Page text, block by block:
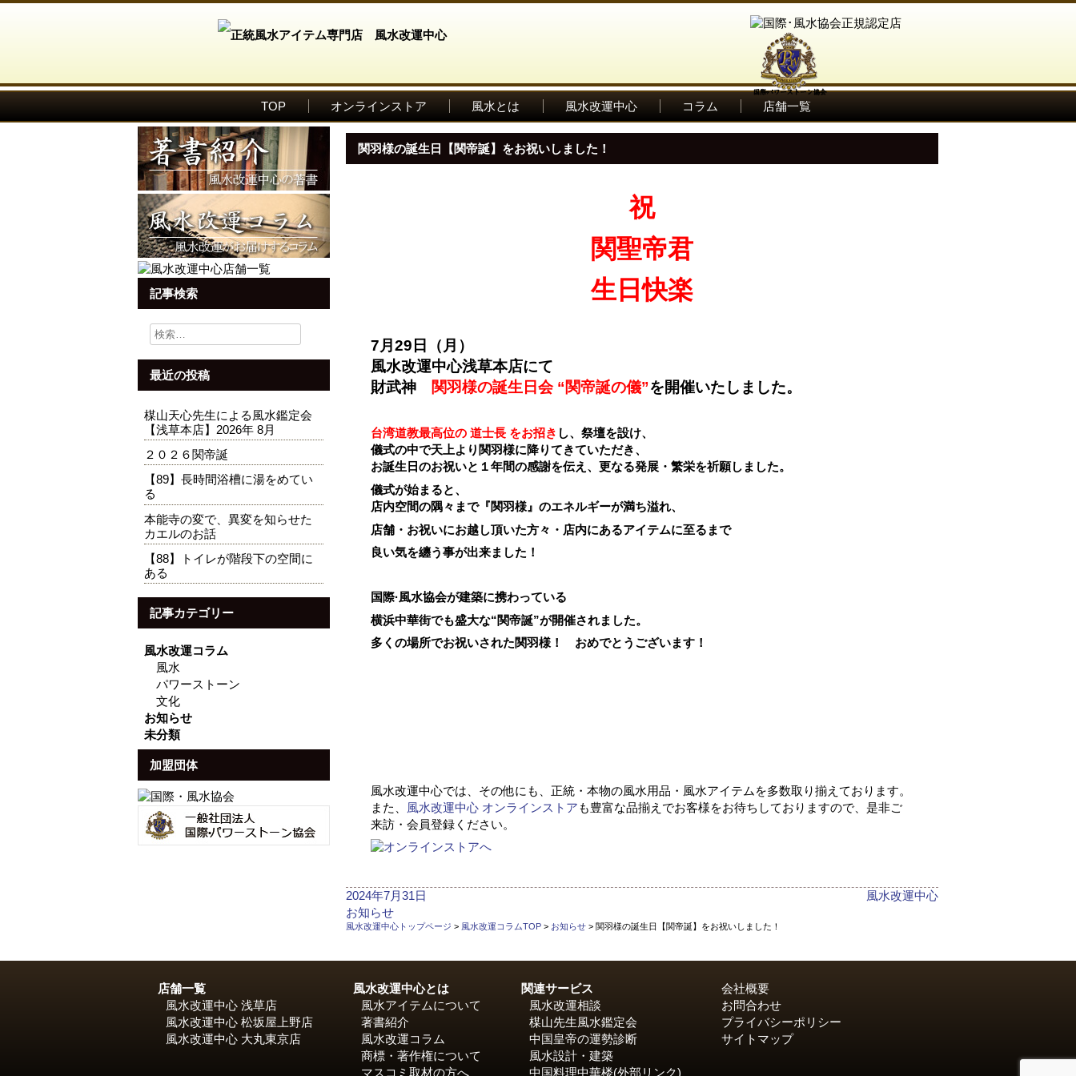
TOP オンラインストア 風水とは 風水改運中心 コラム 店舗一覧
記事検索
検
索:
最近の投稿
楳山天心先生による風水鑑定会
【浅草本店】2026年 8月
２０２６関帝誕
【89】長時間浴槽に湯をめてい
る
本能寺の変で、異変を知らせた
カエルのお話
【88】トイレが階段下の空間に
ある
記事カテゴリー
風水改運コラム
風水
パワーストーン
文化
お知らせ
未分類
加盟団体
関羽様の誕生日【関帝誕】をお祝いしました！
祝
関聖帝君
生日快楽
7月29日（月）
風水改運中心浅草本店にて
財武神
関羽様の誕生日会 “関帝誕の儀”を開催いたしました。
台湾道教最高位の 道士長 をお招き し、祭壇を設け、
儀式の中で天上より関羽様に降りてきていただき、
お誕生日のお祝いと１年間の感謝を伝え、更なる発展・繁栄を祈願しました。
儀式が始まると、
店内空間の隅々まで『関羽様』のエネルギーが満ち溢れ、
店舗・お祝いにお越し頂いた方々・店内にあるアイテムに至るまで
良い気を纏う事が出来ました！
国際·風水協会が建築に携わっている
横浜中華街でも盛大な“関帝誕”が開催されました。
多くの場所でお祝いされた関羽様！ おめでとうございます！
風水改運中心では、その他にも、正統・本物の風水用品・風水アイテムを多数取り揃えております。
また、
風水改運中心 オンラインストアも豊富な品揃えでお客様をお待ちしておりますので、是非ご
来訪・会員登録ください。
投
稿
日:
2024年7月31日
作
風水改運中心
カ
テ
リ
お知らせ
風水改運中心トップページ > 風水改運コラムTOP > お知らせ > 関羽様の誕生日【関帝誕】をお祝いしました！
店舗一覧
風水改運中心 浅草店
風水改運中心 松坂屋上野店
風水改運中心 大丸東京店
風水改運中心とは
風水アイテムについて
著書紹介
風水改運コラム
商標・著作権について
マスコミ取材の方へ
関連サービス
風水改運相談
楳山先生風水鑑定会
中国皇帝の運勢診断
風水設計・建築
中国料理中華楼(外部リンク)
会社概要
お問合わせ
プライバシーポリシー
サイトマップ